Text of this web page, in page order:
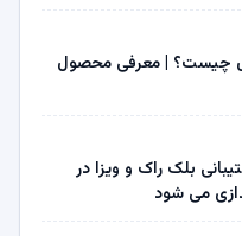
چیست؟ | معرفی محصول
بلک راک و ویزا در